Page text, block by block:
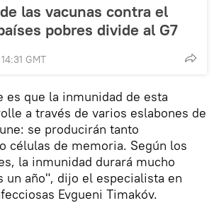
las vacunas contra el
pobres divide al G7
GMT
es que la inmunidad de esta
a través de varios eslabones de
se producirán tanto
células de memoria. Según los
la inmunidad durará mucho
un año", dijo el especialista en
Evgueni Timakóv.